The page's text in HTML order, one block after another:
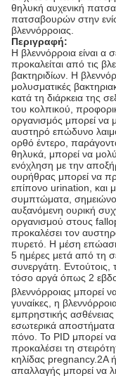
θηλυκή αυχενική
πατσαβουρών στην
βλεννόρροιας.
Περιγραφή:
Η βλεννόρροια είναι α
προκαλείται από τις
βακτηριδίων. Η
μολυσματικές
κατά τη διάρκεια της
του κολπικού,
οργανισμός μπορεί να
αυστηρό επώδυνο
ορθό έντερο,
θηλυκά, μπορεί να
ενόχληση με την
ουρήθρας μπορεί να
επίπονο urination, και
συμπτώματα,
αυξανόμενη ουρική
οργανισμού στους
προκαλέσει τον
πυρετό. Η μέση επώαση
5 ημέρες μετά από τη
συνεργάτη.
τόσο αργά όπως 2
βλεννόρροιας μπορεί
γυναίκες, η
εμπρηστικής
εσωτερικά αποστήματα
πόνο. Το PID μπορεί
προκαλέσει τη
κηλίδας pregnancy.2A
απαλλαγής μπορεί να